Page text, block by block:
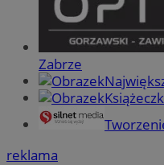
Zabrze
reklama